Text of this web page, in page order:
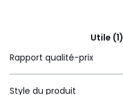
Utile (1)
Rapport qualité-prix
Style du produit